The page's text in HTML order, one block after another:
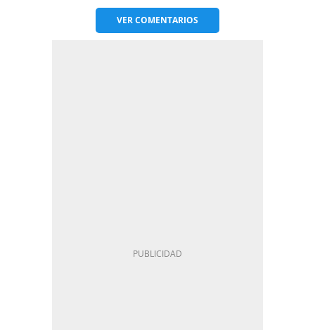
VERCOMENTARIOS